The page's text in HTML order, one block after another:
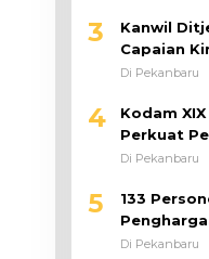
3
Kanwil
Capaian
Di Pekanbaru
4
Kodam
Perkuat
Di Pekanbaru
5
133
Di Pekanbaru